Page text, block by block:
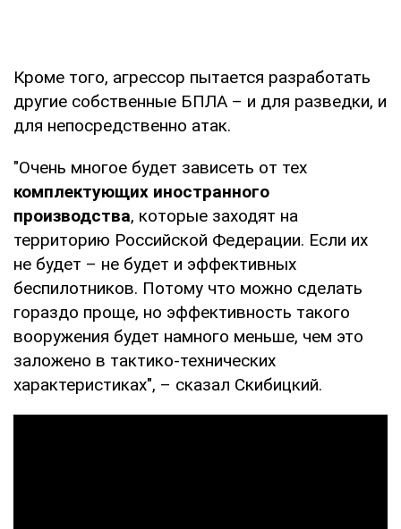
Кроме того, агрессор пытается разработать
другие собственные БПЛА – и для разведки, и
для непосредственно атак.
"Очень многое будет зависеть от тех
комплектующих иностранного
производства, которые заходят на
территорию Российской Федерации. Если их
не будет – не будет и эффективных
беспилотников. Потому что можно сделать
гораздо проще, но эффективность такого
вооружения будет намного меньше, чем это
заложено в тактико-технических
характеристиках", – сказал Скибицкий.